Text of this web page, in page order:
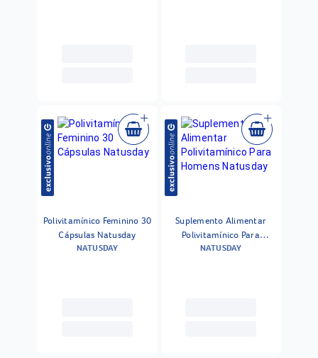
Polivitamínico Feminino 30
Cápsulas Natusday
NATUSDAY
Suplemento Alimentar
Polivitamínico Para
Homens Natusday
NATUSDAY